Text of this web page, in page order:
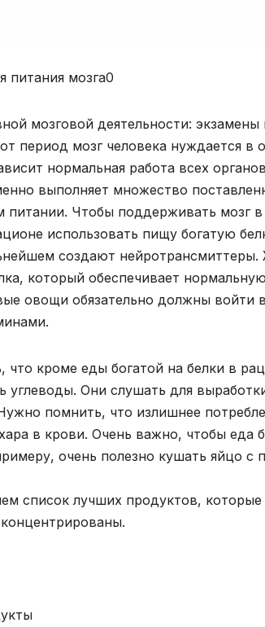
мозговой деятельности:
период мозг человека нуждается
нормальная работа всех
выполняет множество
питании. Чтобы поддерживать мозг
использовать пищу богатую
создают
который обеспечивает
овощи обязательно должны войти
что кроме еды богатой на белки в
углеводы. Они слушать для
помнить, что излишнее
в крови. Очень важно, чтобы еда
очень полезно кушать яйцо
список лучших продуктов,